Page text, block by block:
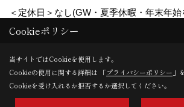
＜定休日＞なし(GW・夏季休暇・年末年始
Copyright (c) Taiyoujyutaku. All Rights Reserved.
Produced byゴデスクリエイト
Cookieポリシー
当サイトではCookieを使用します。
Cookieの使用に関する詳細は 「プライバシーポリシー 」
Cookieを受け入れるか拒否するか選択してください。